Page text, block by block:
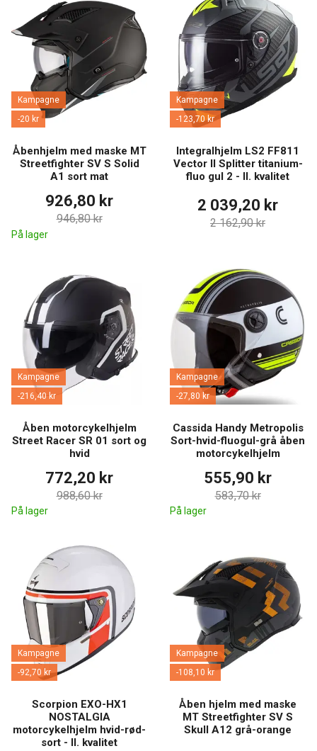
Kampagne
-20 kr
Åbenhjelm med maske MT
Streetfighter SV S Solid
A1 sort mat
926,80 kr
946,80 kr
På lager
Kampagne
-123,70 kr
Integralhjelm LS2 FF811
Vector II Splitter titanium-
fluo gul 2 - II. kvalitet
2 039,20 kr
2 162,90 kr
Kampagne
-216,40 kr
Åben motorcykelhjelm
Street Racer SR 01 sort og
hvid
772,20 kr
988,60 kr
På lager
Kampagne
-27,80 kr
Cassida Handy Metropolis
Sort-hvid-fluogul-grå åben
motorcykelhjelm
555,90 kr
583,70 kr
På lager
Kampagne
-92,70 kr
Scorpion EXO-HX1
NOSTALGIA
motorcykelhjelm hvid-rød-
sort - II. kvalitet
Kampagne
-108,10 kr
Åben hjelm med maske
MT Streetfighter SV S
Skull A12 grå-orange